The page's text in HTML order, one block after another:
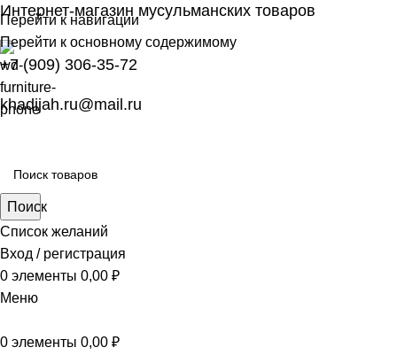
Перейти к навигации
Перейти к основному содержимому
Интернет-магазин мусульманских товаров
+7 (909) 306-35-72
khadijah.ru@mail.ru
Поиск
Список желаний
Вход / регистрация
0 элементы 0,00 ₽
Меню
0 элементы 0,00 ₽